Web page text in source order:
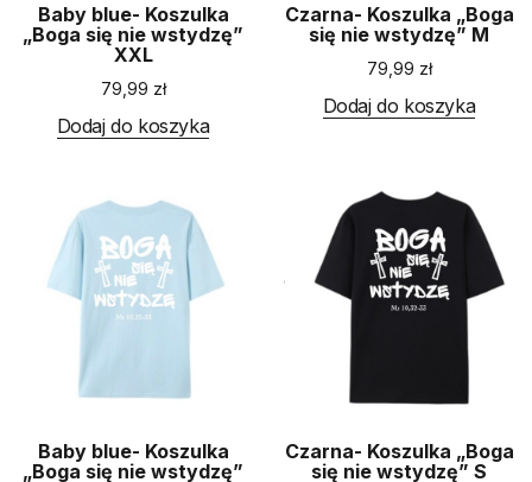
Baby blue- Koszulka
„Boga się nie wstydzę”
XXL
79,99 zł
Dodaj do koszyka
Czarna- Koszulka „Boga
się nie wstydzę” M
79,99 zł
Dodaj do koszyka
Baby blue- Koszulka
„Boga się nie wstydzę”
Czarna- Koszulka „Boga
się nie wstydzę” S